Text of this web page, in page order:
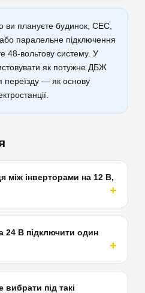
ви плануєте будинок, СЕС,
паралельне підключення
48-вольтову систему. У
як потужне ДБЖ
переїзду — як основу
між інверторами на 12 В,
24 В підключити один
під такі